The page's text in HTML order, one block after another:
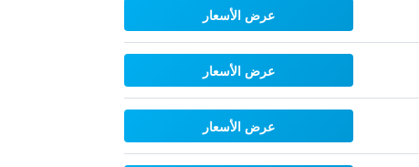
عرض الأسعار
عرض الأسعار
عرض الأسعار